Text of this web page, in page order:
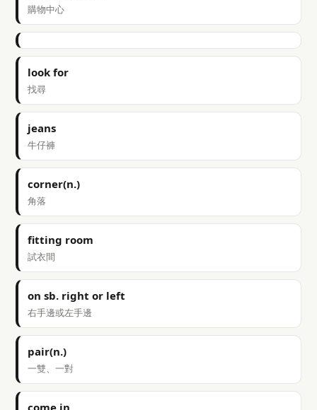
購物中心
look for
找尋
jeans
牛仔褲
corner(n.)
角落
fitting room
試衣間
on sb. right or left
右手邊或左手邊
pair(n.)
一雙、一對
come in